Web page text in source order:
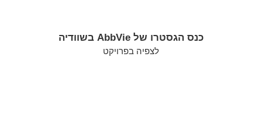
כנס הגסטרו של AbbVie בשוודיה
לצפיה בפרויקט